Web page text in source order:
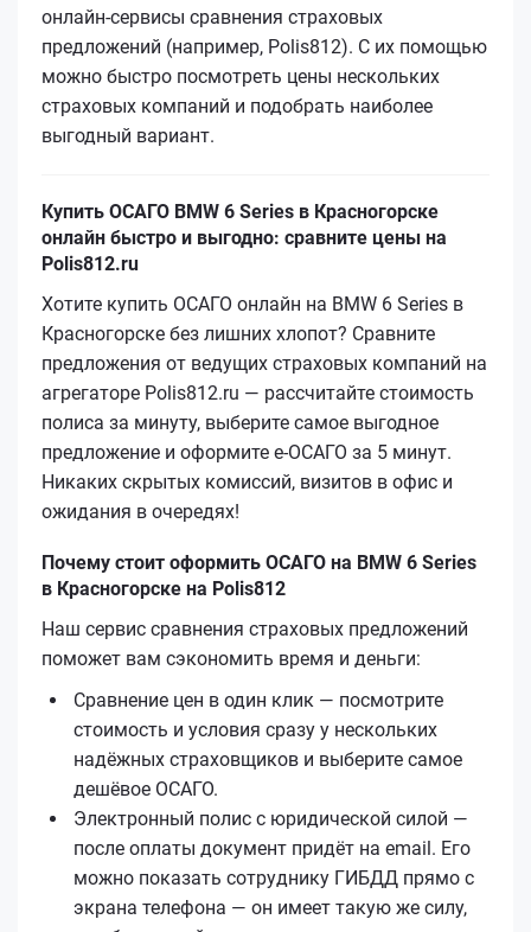
онлайн-сервисы сравнения страховых
предложений (например, Polis812). С их помощью
можно быстро посмотреть цены нескольких
страховых компаний и подобрать наиболее
выгодный вариант.
Купить ОСАГО BMW 6 Series в Красногорске
онлайн быстро и выгодно: сравните цены на
Polis812.ru
Хотите купить ОСАГО онлайн на BMW 6 Series в
Красногорске без лишних хлопот? Сравните
предложения от ведущих страховых компаний на
агрегаторе Polis812.ru — рассчитайте стоимость
полиса за минуту, выберите самое выгодное
предложение и оформите е‑ОСАГО за 5 минут.
Никаких скрытых комиссий, визитов в офис и
ожидания в очередях!
Почему стоит оформить ОСАГО на BMW 6 Series
в Красногорске на Polis812
Наш сервис сравнения страховых предложений
поможет вам сэкономить время и деньги:
Сравнение цен в один клик — посмотрите
стоимость и условия сразу у нескольких
надёжных страховщиков и выберите самое
дешёвое ОСАГО.
Электронный полис с юридической силой —
после оплаты документ придёт на email. Его
можно показать сотруднику ГИБДД прямо с
экрана телефона — он имеет такую же силу,